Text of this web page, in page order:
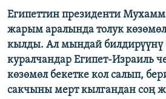
Египеттин президенти
жарым аралында толук
кылды. Ал мындай билдирүүнү
куралчандар Египет-Израиль
көзөмөл бекетке кол салып,
сакчыны мерт кылгандан соң